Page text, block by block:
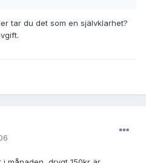
tar du det som en självklarhet?